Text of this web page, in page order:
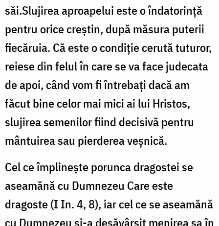
săi.Slujirea aproapelui este o îndatorință
pentru orice creștin, după măsura puterii
fiecăruia. Că este o condiție cerută tuturor,
reiese din felul în care se va face judecata
de apoi, când vom fi întrebați dacă am
făcut bine celor mai mici ai lui Hristos,
slujirea semenilor fiind decisivă pentru
mântuirea sau pierderea veșnică.
Cel ce împlinește porunca dragostei se
aseamănă cu Dumnezeu Care este
dragoste (I In. 4, 8), iar cel ce se aseamănă
cu Dumnezeu și-a desăvârșit menirea sa în